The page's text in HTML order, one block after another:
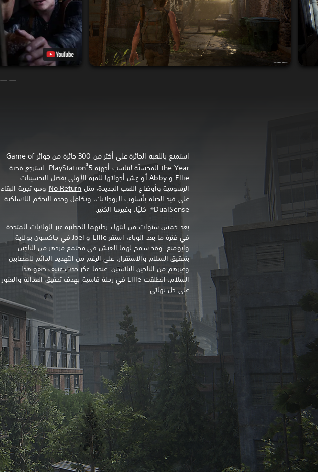
استمتع باللعبة الحائزة على أكثر من 300 جائزة من جوائز Game of
the Year المحسنّة لتناسب أجهزة PlayStation
®
5. استرجع قصة
Ellie و Abby أو عِش أجوائها للمرة الأولى بفضل التحسينات
الرسومية وأوضاع اللعب الجديدة، مثل No Return وهو تجربة البقاء
على قيد الحياة بأسلوب الروجلايك، وتكامل وحدة التحكم اللاسلكية
DualSense® كليًا، وغيرها الكثير.
بعد خمس سنوات من انتهاء رحلتهما الخطيرة عبر الولايات المتحدة
في فترة ما بعد الوباء، استقر Ellie و Joel في جاكسون بولاية
وايومنغ. وقد سمح لهما العيش في مجتمع مزدهر من الناجين
بتحقيق السلام والاستقرار، على الرغم من التهديد الدائم للمصابين
وغيرهم من الناجين اليائسين. عندما عكر حدث عنيف صفو هذا
السلام، انطلقت Ellie في رحلة قاسية بهدف تحقيق العدالة والعثور
على حل نهائي.